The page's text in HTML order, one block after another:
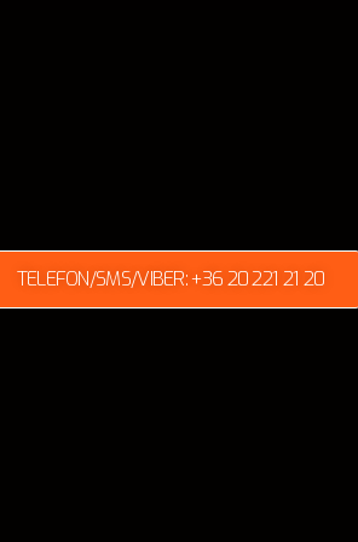
TELEFON/SMS/VIBER: +36 20 221 21 20